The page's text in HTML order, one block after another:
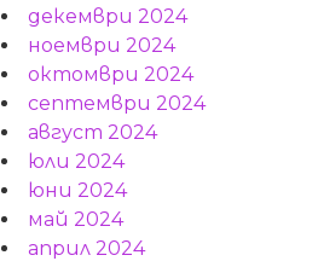
декември 2024
ноември 2024
октомври 2024
септември 2024
август 2024
юли 2024
юни 2024
май 2024
април 2024